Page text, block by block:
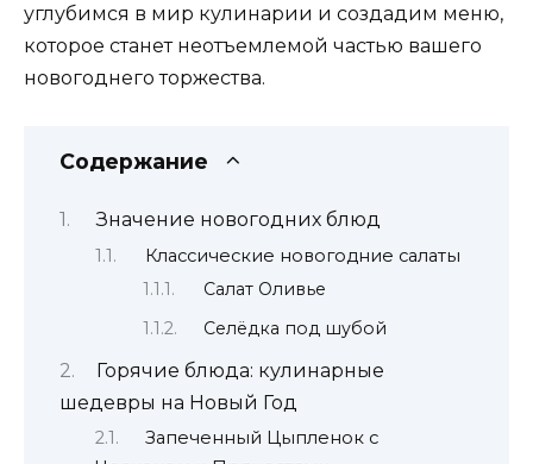
углубимся в мир кулинарии и создадим меню,
которое станет неотъемлемой частью вашего
новогоднего торжества.
Содержание
Значение новогодних блюд
Классические новогодние салаты
Салат Оливье
Селёдка под шубой
Горячие блюда: кулинарные
шедевры на Новый Год
Запеченный Цыпленок с